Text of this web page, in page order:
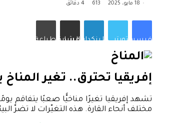
18 مايو، 2025 4 دقائق
فيسبوكتويتر لينكدإن مشاركة عبر البريد طباعة
إفريقيا تحترق.. تغير المناخ
تشهد إفريقيا تغيرًا مناخيًّا صعبًا يتفاقم
مختلف أنحاء القارة. هذه التغيّرات لا تضرّ